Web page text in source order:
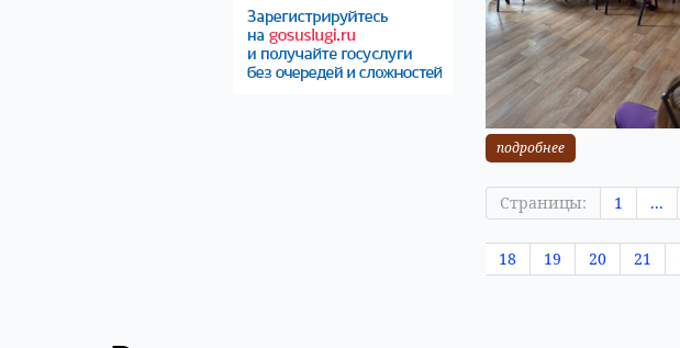
подробнее
Страницы: 1 ...
18
19 20 21